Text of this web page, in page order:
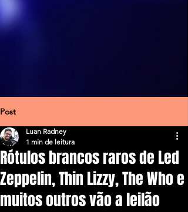
Post
Rótulos brancos raros de Led
Zeppelin, Thin Lizzy, The Who e
muitos outros vão a leilão
Luan Radney
1 min de leitura